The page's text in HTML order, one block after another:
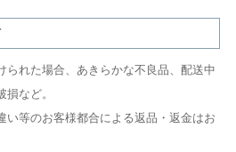
られた場合、あきらかな不良品、配送中
など。
等のお客様都合による返品・返金はお